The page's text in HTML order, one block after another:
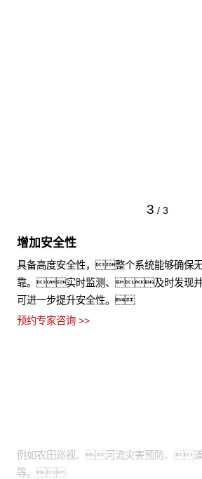
3 / 3
增加安全性
具备高度安全性，整个系统能够确保无
靠。实时监测、及时发现并
可进一步提升安全性。
预约专家咨询 >>
例如农田巡视、河流灾害预防、
等。